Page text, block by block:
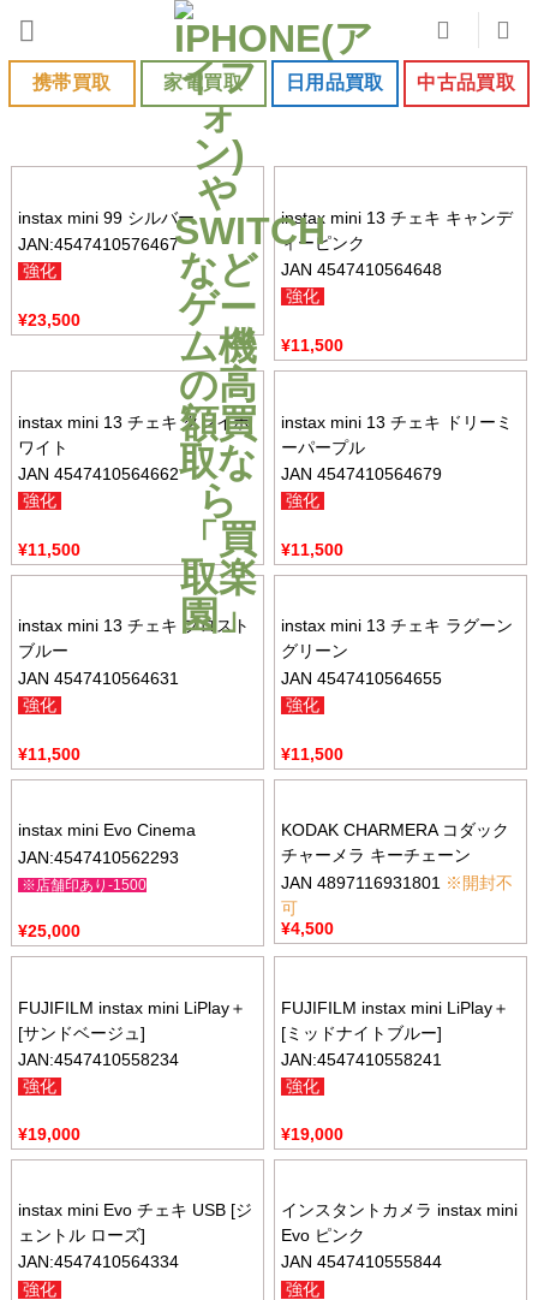
content携帯買取 家電買取 日用品買取 中古品買取
instax mini 99 シルバー
JAN:4547410576467
強化
¥23,500
instax mini 13 チェキ キャンデ
ィーピンク
JAN 4547410564648
強化
¥11,500
instax mini 13 チェキ クレイホ
ワイト
JAN 4547410564662
強化
¥11,500
instax mini 13 チェキ ドリーミ
ーパープル
JAN 4547410564679
強化
¥11,500
instax mini 13 チェキ フロスト
ブルー
JAN 4547410564631
強化
¥11,500
instax mini 13 チェキ ラグーン
グリーン
JAN 4547410564655
強化
¥11,500
instax mini Evo Cinema
JAN:4547410562293
※店舗印あり-1500
¥25,000
KODAK CHARMERA コダック
チャーメラ キーチェーン
JAN 4897116931801 ※開封不
可
¥4,500
FUJIFILM instax mini LiPlay＋
[サンドベージュ]
JAN:4547410558234
強化
¥19,000
FUJIFILM instax mini LiPlay＋
[ミッドナイトブルー]
JAN:4547410558241
強化
¥19,000
instax mini Evo チェキ USB [ジ
ェントル ローズ]
JAN:4547410564334
強化
インスタントカメラ instax mini
Evo ピンク
JAN 4547410555844
強化